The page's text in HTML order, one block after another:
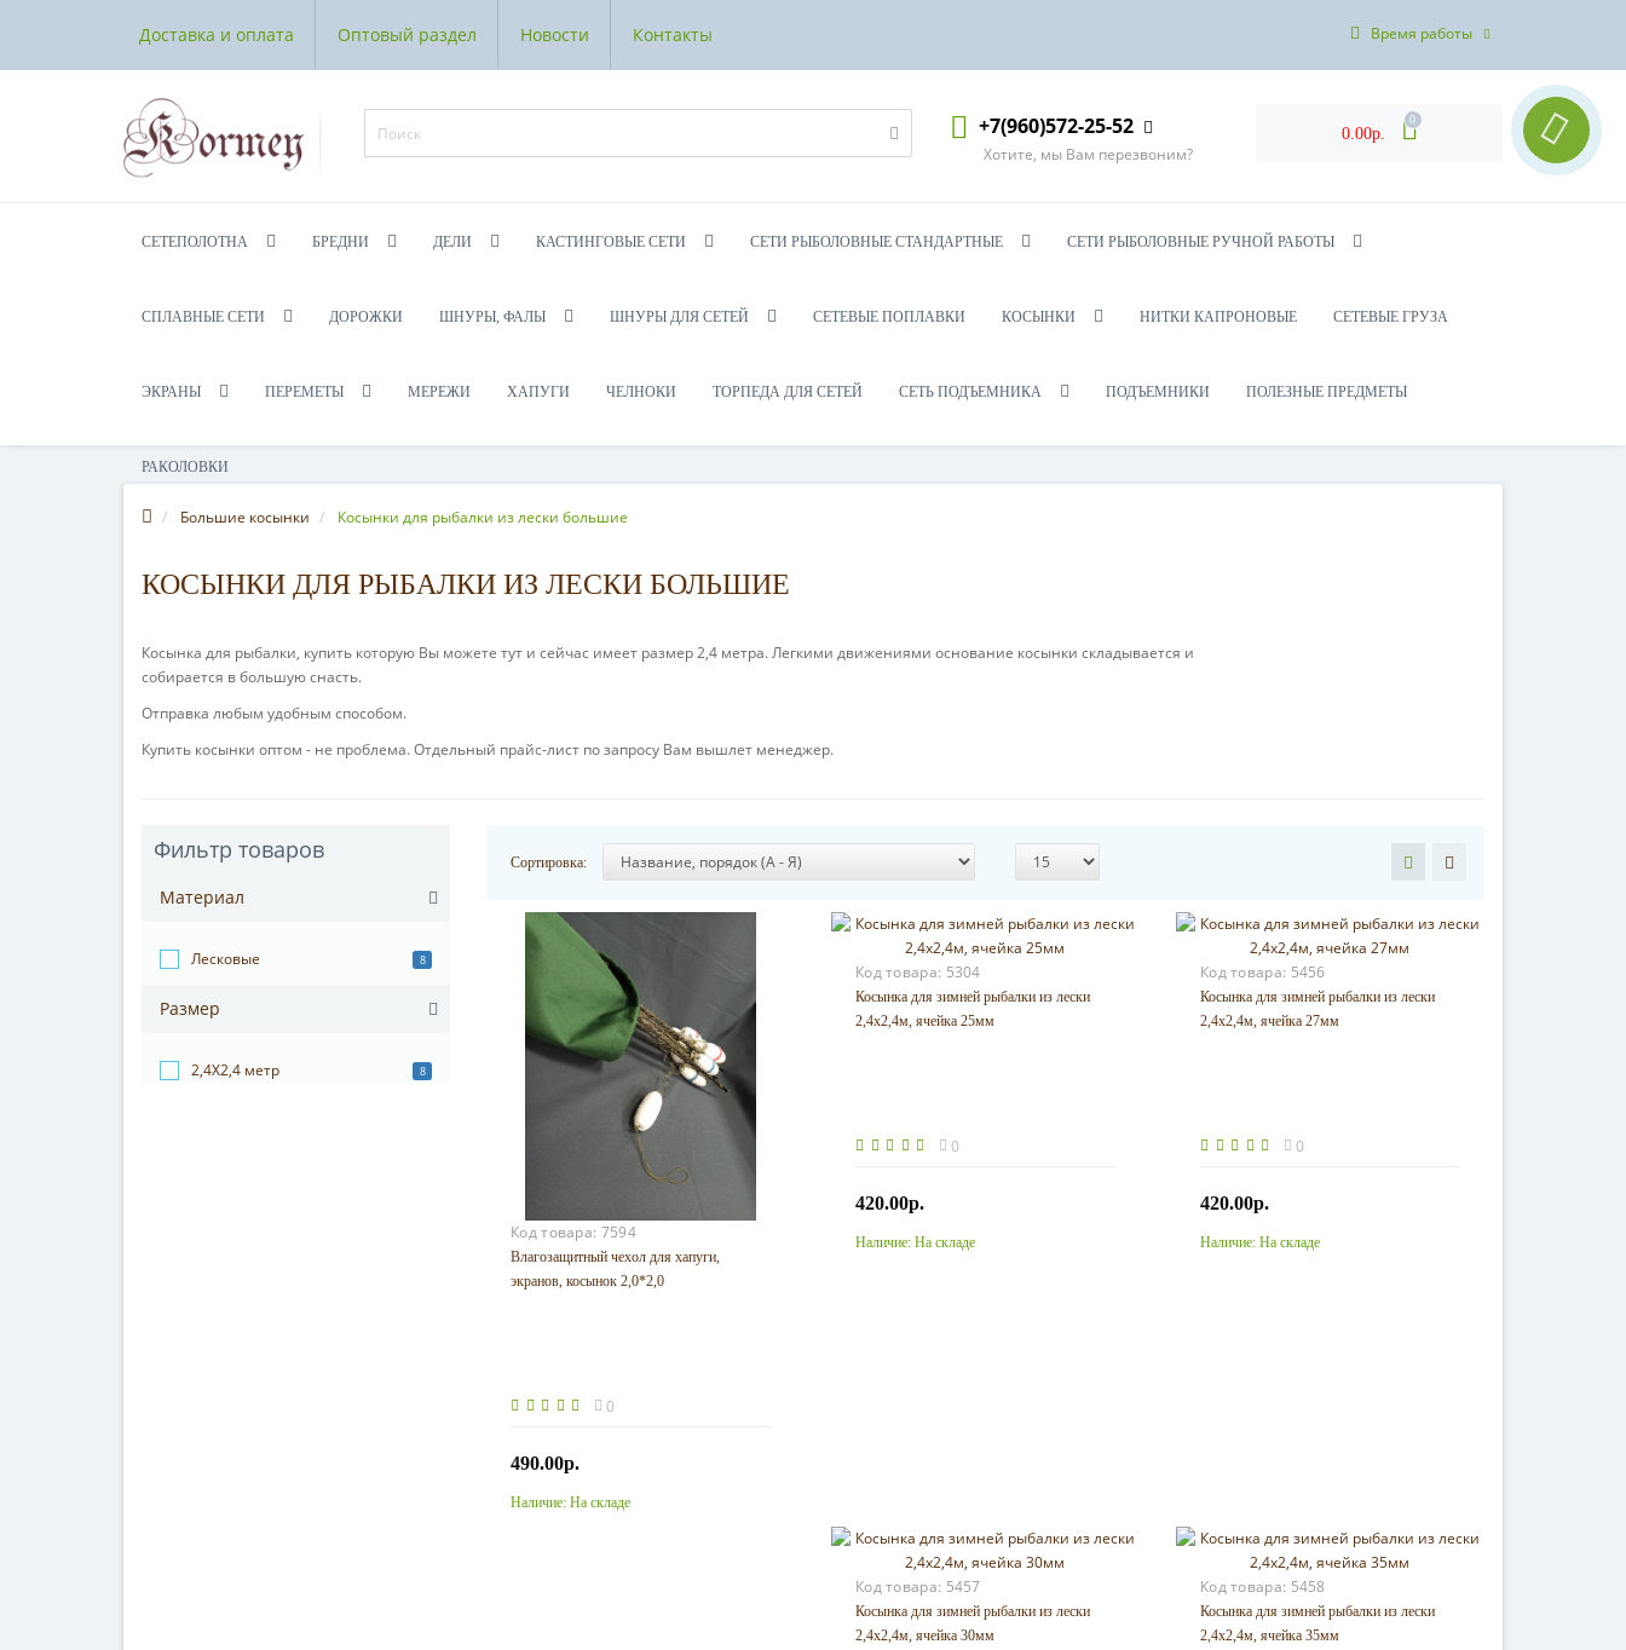
Доставка и оплата Оптовый раздел Новости Контакты Время работы
+7(960)572-25-52
Хотите, мы Вам перезвоним?
0.00р.
0
СЕТЕПОЛОТНА БРЕДНИ ДЕЛИ КАСТИНГОВЫЕ СЕТИ СЕТИ РЫБОЛОВНЫЕ СТАНДАРТНЫЕ СЕТИ РЫБОЛОВНЫЕ РУЧНОЙ РАБОТЫ
СПЛАВНЫЕ СЕТИ ДОРОЖКИ ШНУРЫ, ФАЛЫ ШНУРЫ ДЛЯ СЕТЕЙ СЕТЕВЫЕ ПОПЛАВКИ КОСЫНКИ НИТКИ КАПРОНОВЫЕ СЕТЕВЫЕ ГРУЗА
ЭКРАНЫ ПЕРЕМЕТЫ МЕРЕЖИ ХАПУГИ ЧЕЛНОКИ ТОРПЕДА ДЛЯ СЕТЕЙ СЕТЬ ПОДЪЕМНИКА ПОДЪЕМНИКИ ПОЛЕЗНЫЕ ПРЕДМЕТЫ
РАКОЛОВКИ
Большие косынки Косынки для рыбалки из лески большие
КОСЫНКИ ДЛЯ РЫБАЛКИ ИЗ ЛЕСКИ БОЛЬШИЕ
Косынка для рыбалки, купить которую Вы можете тут и сейчас имеет размер 2,4 метра. Легкими движениями основание косынки складывается и
собирается в большую снасть.
Отправка любым удобным способом.
Купить косынки оптом - не проблема. Отдельный прайс-лист по запросу Вам вышлет менеджер.
Фильтр товаров
Материал
Лесковые 8
Размер
2,4Х2,4 метр 8
Сортировка:
Код товара: 7594
Влагозащитный чехол для хапуги,
экранов, косынок 2,0*2,0
0
490.00р.
Купить
Наличие: На складе
Код товара: 5304
Косынка для зимней рыбалки из лески
2,4х2,4м, ячейка 25мм
0
420.00р.
Купить
Наличие: На складе
Код товара: 5456
Косынка для зимней рыбалки из лески
2,4х2,4м, ячейка 27мм
0
420.00р.
Купить
Наличие: На складе
Код товара: 5457
Косынка для зимней рыбалки из лески
2,4х2,4м, ячейка 30мм
Код товара: 5458
Косынка для зимней рыбалки из лески
2,4х2,4м, ячейка 35мм